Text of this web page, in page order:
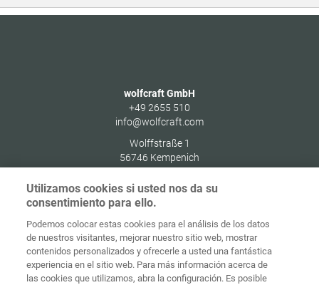
wolfcraft GmbH
+49 2655 510
info@wolfcraft.com
Wolffstraße 1
56746 Kempenich
Inicio Contacto Aviso legal
Protección de
datos
Utilizamos cookies si usted nos da su
consentimiento para ello.
Podemos colocar estas cookies para el análisis de los datos
de nuestros visitantes, mejorar nuestro sitio web, mostrar
contenidos personalizados y ofrecerle a usted una fantástica
experiencia en el sitio web. Para más información acerca de
las cookies que utilizamos, abra la configuración. Es posible